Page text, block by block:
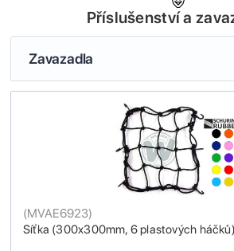
Příslušenství a
Zavazadla
Síťka (300x300mm, 6 plastových háčků)
(MVAE6923)